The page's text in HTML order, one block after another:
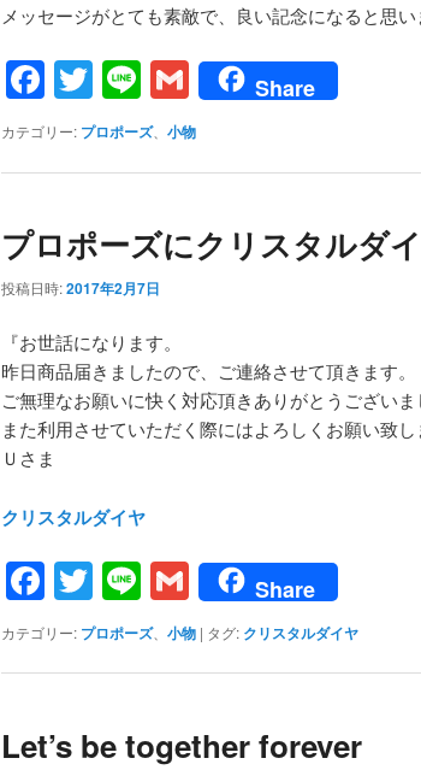
メッセージがとても素敵で、良い記念になると思い
Facebook
Twitter
LineGmail
Share
カテゴリー: プロポーズ、 小物
プロポーズにクリスタルダ
投稿日時:2017年2月7日
『お世話になります。
昨日商品届きましたので、ご連絡させて頂きます。
ご無理なお願いに快く対応頂きありがとうございま
また利用させていただく際にはよろしくお願い致し
Ｕさま
クリスタルダイヤ
Facebook
Twitter
LineGmail
Share
カテゴリー: プロポーズ、 小物 | タグ: クリスタルダイヤ
Let’s be together forever